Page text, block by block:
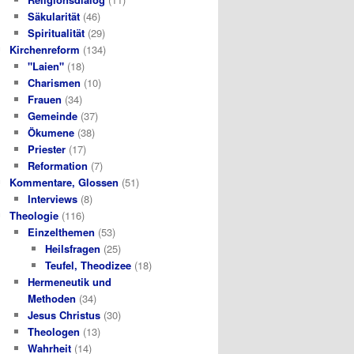
Säkularität(46)
Spiritualität(29)
Kirchenreform (134)
"Laien"(18)
Charismen (10)
Frauen (34)
Gemeinde(37)
Ökumene(38)
Priester(17)
Reformation (7)
Kommentare, Glossen (51)
Interviews(8)
Theologie (116)
Einzelthemen (53)
Heilsfragen (25)
Teufel, Theodizee (18)
Hermeneutik und
Methoden (34)
Jesus Christus(30)
Theologen (13)
Wahrheit(14)